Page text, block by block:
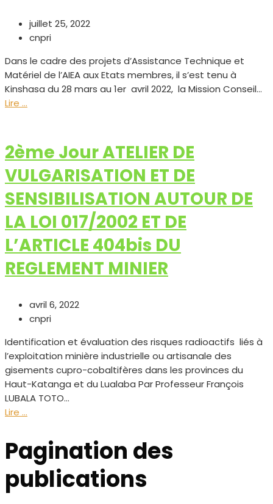
juillet 25, 2022
cnpri
Dans le cadre des projets d’Assistance Technique et
Matériel de l’AIEA aux Etats membres, il s’est tenu à
Kinshasa du 28 mars au 1er avril 2022, la Mission Conseil...
Lire ...
2ème Jour ATELIER DE
VULGARISATION ET DE
SENSIBILISATION AUTOUR DE
LA LOI 017/2002 ET DE
L’ARTICLE 404bis DU
REGLEMENT MINIER
avril 6, 2022
cnpri
Identification et évaluation des risques radioactifs liés à
l’exploitation minière industrielle ou artisanale des
gisements cupro-cobaltifères dans les provinces du
Haut-Katanga et du Lualaba Par Professeur François
LUBALA TOTO...
Lire ...
Pagination des
publications